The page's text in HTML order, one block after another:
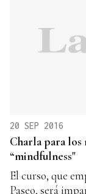
20 SEP 2016
Charla para
“mindfulness"
El curso, que
Paseo, será